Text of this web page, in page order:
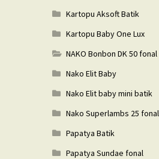
Kartopu Aksoft Batik
Kartopu Baby One Lux
NAKO Bonbon DK 50 fonal
Nako Elit Baby
Nako Elit baby mini batik
Nako Superlambs 25 fonal
Papatya Batik
Papatya Sundae fonal